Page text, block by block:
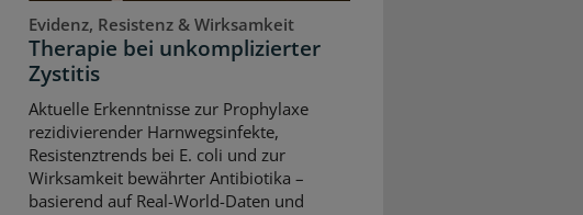
Evidenz, Resistenz & Wirksamkeit
Therapie bei unkomplizierter
Zystitis
Aktuelle Erkenntnisse zur Prophylaxe
rezidivierender Harnwegsinfekte,
Resistenztrends bei E. coli und zur
Wirksamkeit bewährter Antibiotika –
basierend auf Real-World-Daten und